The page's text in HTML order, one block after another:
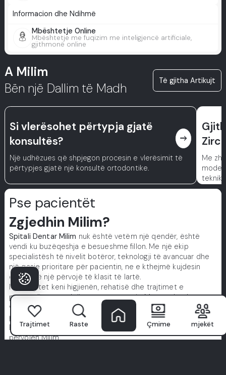
Informacion dhe Ndihmë
Mbështetje Online
Mbështetje me fuqizim me inteligjencë artificiale,
gjithmonë online
A Milim
Bën një Dallim të Madh
Të gjitha Artikujt
Si vlerësohet përtypja gjatë
konsultës?
east
Një udhëzues që shpjegon procesin e vlerësimit të
përtypjes gjatë një konsultë ortodontike.
Me
një
Pse pacientët
Zgjedhin Milim?
Spitali Dentar Milim nuk është vetëm një qendër, është
vendi ku buzëqeshja e besueshme fillon. Me një ekip
specialistësh të nivelit botëror, teknologji të avancuar dhe
një qasje prioritare për pacientin, ne e kthejmë kujdesin
dental në një përvojë të klasit të lartë.
Ne prioritet keni higjienën, rehatisë dhe trajtimet e
personalizuara të krijuara vetëm për ju. Mos u mbështet
vetëm në fjalët tona, eksploroni histori të vërteta nga
pacientë të vërtetë.
Buzëqeshja juaj e përsosur fillon këtu. Bashkohuni me
përvojën Milim.
Trajtimet Raste Çmime mjekët